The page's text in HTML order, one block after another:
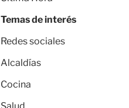
Temas de interés
Redes sociales
Alcaldías
Cocina